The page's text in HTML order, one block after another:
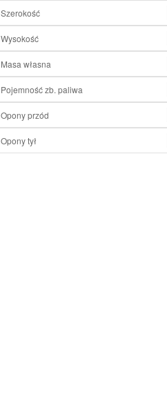
Szerokość
Wysokość
Masa własna
Pojemność zb. paliwa
Opony przód
Opony tył